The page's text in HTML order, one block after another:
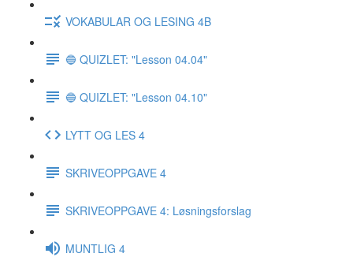
VOKABULAR OG LESING 4B
🔵 QUIZLET: "Lesson 04.04"
🔵 QUIZLET: "Lesson 04.10"
LYTT OG LES 4
SKRIVEOPPGAVE 4
SKRIVEOPPGAVE 4: Løsningsforslag
MUNTLIG 4